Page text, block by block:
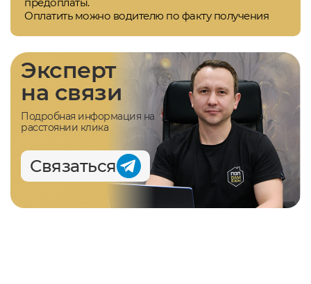
Оплатить можно водителю по факту получения
Эксперт
на связи
Подробная информация на
расстоянии клика
Связаться